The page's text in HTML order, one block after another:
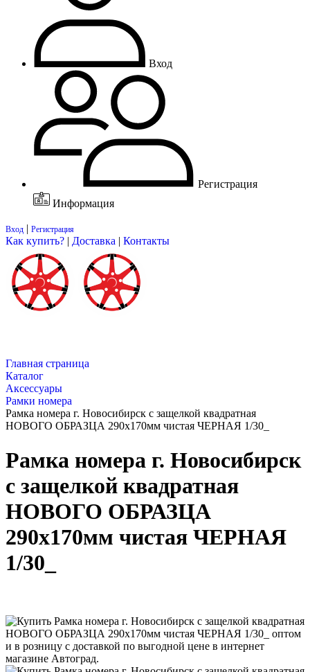
Вход
Регистрация
Информация
Вход | Регистрация
Как купить? | Доставка | Контакты
Главная страница
Каталог
Аксессуары
Рамки номера
Рамка номера г. Новосибирск с защелкой квадратная
НОВОГО ОБРАЗЦА 290х170мм чистая ЧЕРНАЯ 1/30_
Рамка номера г. Новосибирск
с защелкой квадратная
НОВОГО ОБРАЗЦА
290х170мм чистая ЧЕРНАЯ
1/30_